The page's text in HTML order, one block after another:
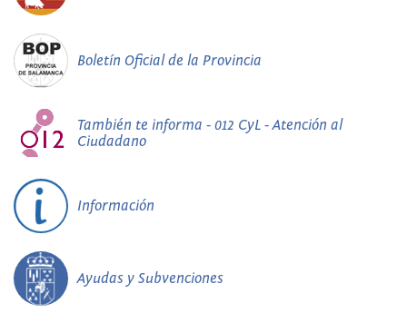
Boletín Oficial de la Provincia
También te informa - 012 CyL - Atención al
Ciudadano
Información
Ayudas y Subvenciones